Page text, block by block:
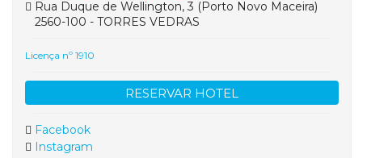
Rua Duque de Wellington, 3 (Porto Novo Maceira)
2560-100 - TORRES VEDRAS
Licença nº 1910
RESERVAR HOTEL
Facebook
Instagram